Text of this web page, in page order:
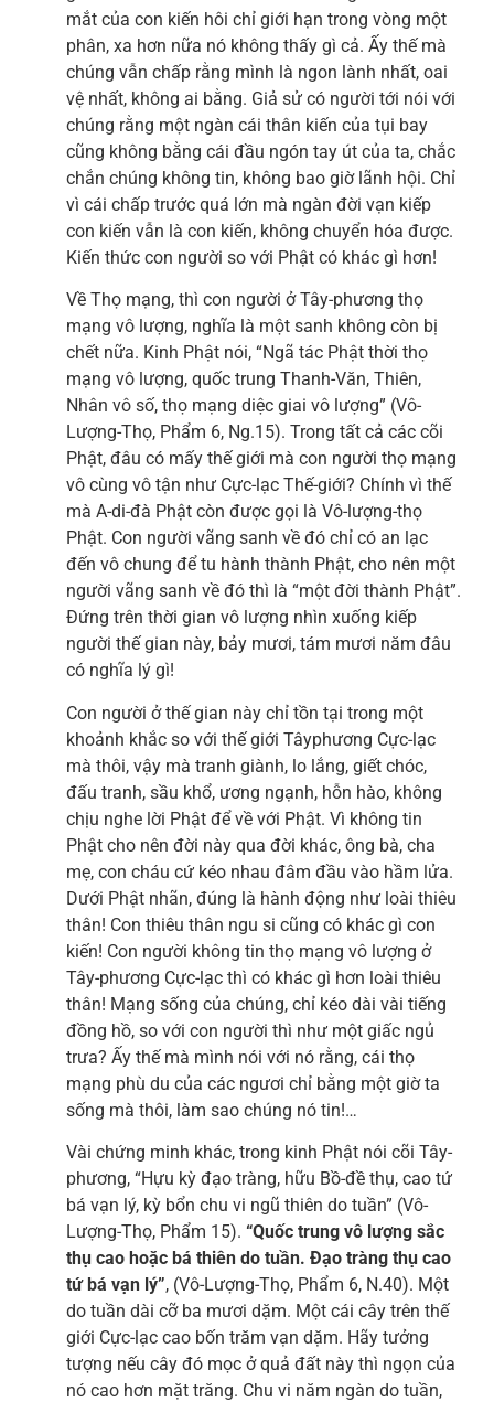
mắt của con kiến hôi chỉ giới hạn trong vòng một
phân, xa hơn nữa nó không thấy gì cả. Ấy thế mà
chúng vẫn chấp rằng mình là ngon lành nhất, oai
vệ nhất, không ai bằng. Giả sử có người tới nói với
chúng rằng một ngàn cái thân kiến của tụi bay
cũng không bằng cái đầu ngón tay út của ta, chắc
chắn chúng không tin, không bao giờ lãnh hội. Chỉ
vì cái chấp trước quá lớn mà ngàn đời vạn kiếp
con kiến vẫn là con kiến, không chuyển hóa được.
Kiến thức con người so với Phật có khác gì hơn!
Về Thọ mạng, thì con người ở Tây-phương thọ
mạng vô lượng, nghĩa là một sanh không còn bị
chết nữa. Kinh Phật nói, “Ngã tác Phật thời thọ
mạng vô lượng, quốc trung Thanh-Văn, Thiên,
Nhân vô số, thọ mạng diệc giai vô lượng” (Vô-
Lượng-Thọ, Phẩm 6, Ng.15). Trong tất cả các cõi
Phật, đâu có mấy thế giới mà con người thọ mạng
vô cùng vô tận như Cực-lạc Thế-giới? Chính vì thế
mà A-di-đà Phật còn được gọi là Vô-lượng-thọ
Phật. Con người vãng sanh về đó chỉ có an lạc
đến vô chung để tu hành thành Phật, cho nên một
người vãng sanh về đó thì là “một đời thành Phật”.
Đứng trên thời gian vô lượng nhìn xuống kiếp
người thế gian này, bảy mươi, tám mươi năm đâu
có nghĩa lý gì!
Con người ở thế gian này chỉ tồn tại trong một
khoảnh khắc so với thế giới Tâyphương Cực-lạc
mà thôi, vậy mà tranh giành, lo lắng, giết chóc,
đấu tranh, sầu khổ, ương ngạnh, hỗn hào, không
chịu nghe lời Phật để về với Phật. Vì không tin
Phật cho nên đời này qua đời khác, ông bà, cha
mẹ, con cháu cứ kéo nhau đâm đầu vào hầm lửa.
Dưới Phật nhãn, đúng là hành động như loài thiêu
thân! Con thiêu thân ngu si cũng có khác gì con
kiến! Con người không tin thọ mạng vô lượng ở
Tây-phương Cực-lạc thì có khác gì hơn loài thiêu
thân! Mạng sống của chúng, chỉ kéo dài vài tiếng
đồng hồ, so với con người thì như một giấc ngủ
trưa? Ấy thế mà mình nói với nó rằng, cái thọ
mạng phù du của các ngươi chỉ bằng một giờ ta
sống mà thôi, làm sao chúng nó tin!…
Vài chứng minh khác, trong kinh Phật nói cõi Tây-
phương, “Hựu kỳ đạo tràng, hữu Bồ-đề thụ, cao tứ
bá vạn lý, kỳ bổn chu vi ngũ thiên do tuần” (Vô-
Lượng-Thọ, Phẩm 15). “Quốc trung vô lượng sắc
thụ cao hoặc bá thiên do tuần. Đạo tràng thụ cao
tứ bá vạn lý”, (Vô-Lượng-Thọ, Phẩm 6, N.40). Một
do tuần dài cỡ ba mươi dặm. Một cái cây trên thế
giới Cực-lạc cao bốn trăm vạn dặm. Hãy tưởng
tượng nếu cây đó mọc ở quả đất này thì ngọn của
nó cao hơn mặt trăng. Chu vi năm ngàn do tuần,